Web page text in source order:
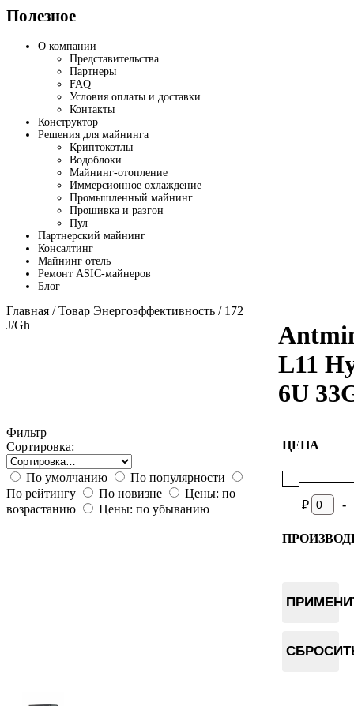
Полезное
О компании
Представительства
Партнеры
FAQ
Условия оплаты и доставки
Контакты
Конструктор
Решения для майнинга
Криптокотлы
Водоблоки
Майнинг-отопление
Иммерсионное охлаждение
Промышленный майнинг
Прошивка и разгон
Пул
Партнерский майнинг
Консалтинг
Майнинг отель
Ремонт ASIC-майнеров
Блог
Главная / Товар Энергоэффективность / 172
J/Gh
L11
6U
Фильтр
Сортировка:
По умолчанию
По популярности
По рейтингу
По новизне
Цены: по
возрастанию
Цены: по убыванию
ЦЕНА
₽ -